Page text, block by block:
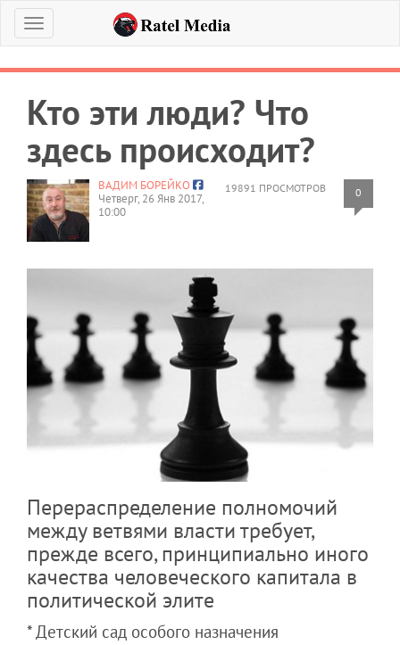
Меню
Кто эти люди? Что
здесь происходит?
19891 ПРОСМОТРОВ 0
ВАДИМ БОРЕЙКО
Четверг, 26 Янв 2017,
10:00
Перераспределение полномочий
между ветвями власти требует,
прежде всего, принципиально иного
качества человеческого капитала в
политической элите
* Детский сад особого назначения